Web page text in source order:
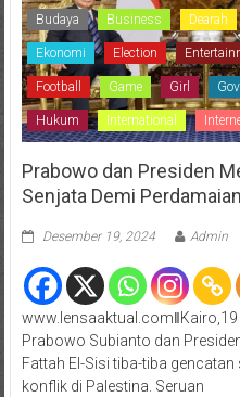
Budaya Business Dearah
Ekonomi Election
Football Game Girl
Hukum International
Prabowo dan Presiden
Senjata Demi
Desember 19, 2024 Admin
www.lensaaktual.comǁKairo,19
Prabowo Subianto dan
Fattah El-Sisi tiba-tiba
konflik di Palestina. Seruan